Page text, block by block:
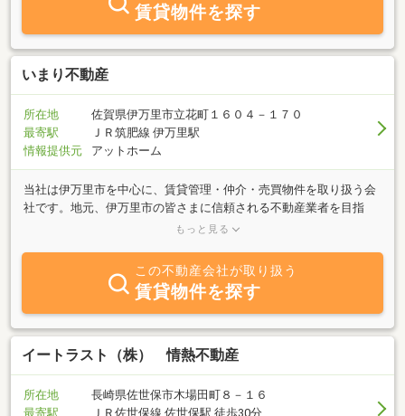
賃貸物件を探す
いまり不動産
所在地
佐賀県伊万里市立花町１６０４－１７０
最寄駅
ＪＲ筑肥線 伊万里駅
情報提供元
アットホーム
当社は伊万里市を中心に、賃貸管理・仲介・売買物件を取り扱う会
社です。地元、伊万里市の皆さまに信頼される不動産業者を目指
し、2015年8月伊万里市立花町にオープンいたしました！ 不動産に
さい。現地物件案内などのため、不在の場合もございますので、ご
来店前にご連絡いただければ幸いです。あらかじめご連絡いただけ
れば、営業時間外や定休日の対応もいたします。
もっと見る
この不動産会社が取り扱う
賃貸物件を探す
イートラスト（株） 情熱不動産
所在地
長崎県佐世保市木場田町８－１６
最寄駅
ＪＲ佐世保線 佐世保駅 徒歩30分